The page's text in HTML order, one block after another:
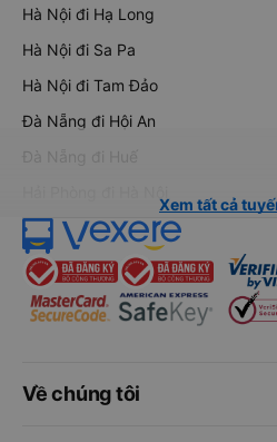
Hà Nội đi Hạ Long
Hà Nội đi Sa Pa
Hà Nội đi Tam Đảo
Đà Nẵng đi Hội An
Đà Nẵng đi Huế
Xem tất cả
Về chúng tôi